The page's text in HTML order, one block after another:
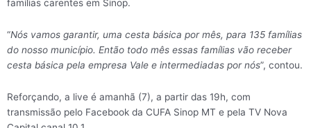
famílias carentes em Sinop.
“Nós vamos garantir, uma cesta básica por mês, para 135 famílias
do nosso município. Então todo mês essas famílias vão receber
cesta básica pela empresa Vale e intermediadas por nós”, contou.
Reforçando, a live é amanhã (7), a partir das 19h, com
transmissão pelo Facebook da CUFA Sinop MT e pela TV Nova